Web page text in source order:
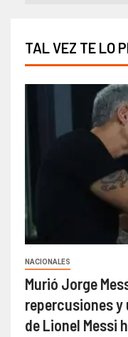
TAL VEZ TE LO
NACIONALES
Murió Jorge
repercusiones
de Lionel Messi